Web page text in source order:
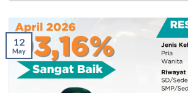
12
May